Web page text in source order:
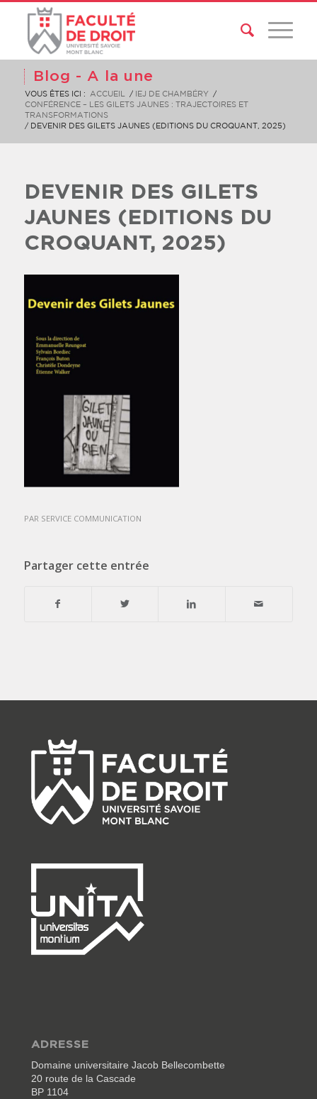
Blog - A la une
VOUS ÊTES ICI : ACCUEIL / IEJ DE CHAMBÉRY
/
CONFÉRENCE – LES GILETS JAUNES : TRAJECTOIRES ET
TRANSFORMATIONS
/ DEVENIR DES GILETS JAUNES (EDITIONS DU CROQUANT, 2025)
DEVENIR DES GILETS
JAUNES (EDITIONS DU
CROQUANT, 2025)
PAR SERVICE COMMUNICATION
Partager cette entrée
ADRESSE
Domaine universitaire Jacob Bellecombette
20 route de la Cascade
BP 1104